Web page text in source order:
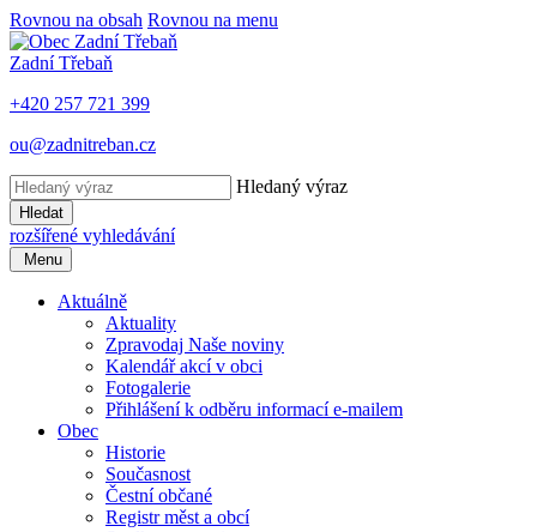
Rovnou na obsah Rovnou na menu
Zadní Třebaň
+420 257 721 399
ou@zadnitreban.cz
Hledaný výraz
Hledat
rozšířené vyhledávání
Menu
Aktuálně
Aktuality
Zpravodaj Naše noviny
Kalendář akcí v obci
Fotogalerie
Přihlášení k odběru informací e-mailem
Obec
Historie
Současnost
Čestní občané
Registr měst a obcí